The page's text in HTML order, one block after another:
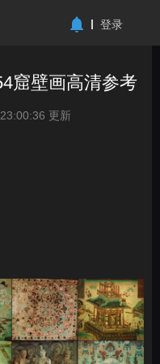
登录
窟壁画高清参考
更新